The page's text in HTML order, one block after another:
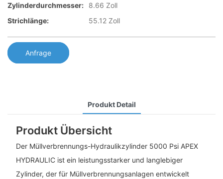
Zylinderdurchmesser:
8.66 Zoll
Strichlänge:
55.12 Zoll
Anfrage
Produkt Detail
Produkt Übersicht
Der Müllverbrennungs-Hydraulikzylinder 5000 Psi APEX
HYDRAULIC ist ein leistungsstarker und langlebiger
Zylinder, der für Müllverbrennungsanlagen entwickelt